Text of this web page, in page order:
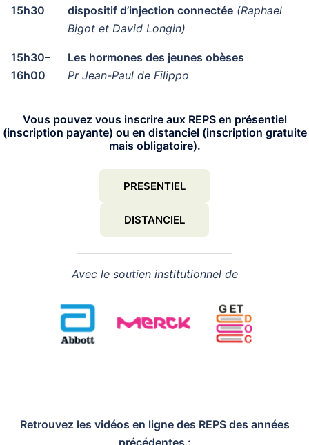
15h30
dispositif d’injection connectée (Raphael
Bigot et David Longin)
15h30–
16h00
Les hormones des jeunes obèses
Pr Jean-Paul de Filippo
Vous pouvez vous inscrire aux REPS en présentiel
(inscription payante) ou en distanciel (inscription gratuite
mais obligatoire).
PRESENTIEL
DISTANCIEL
Avec le soutien institutionnel de
Retrouvez les vidéos en ligne des REPS des années
précédentes :